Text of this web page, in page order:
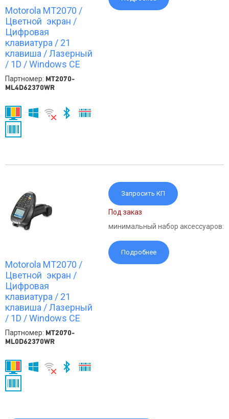
Motorola MT2070 /
Цветной экран /
Цифровая
клавиатура / 21
клавиша / Лазерный
/ 1D / Windows CE
Партномер: MT2070-
ML4D62370WR
Запросить КП
Под заказ
минимальный набор аксессуаров:
Подробнее
Motorola MT2070 /
Цветной экран /
Цифровая
клавиатура / 21
клавиша / Лазерный
/ 1D / Windows CE
Партномер: MT2070-
ML0D62370WR